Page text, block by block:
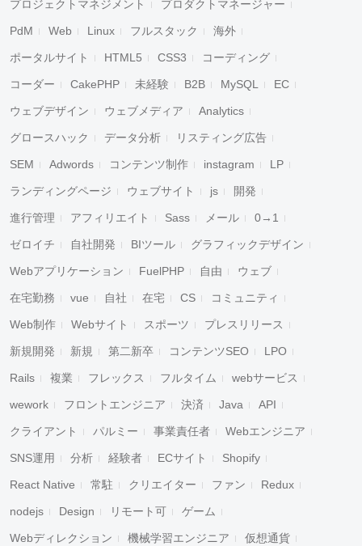
プロジェクトマネジメント プロダクトマネージャー
PdM Web Linux フルスタック 海外
ポータルサイト HTML5 CSS3 コーディング
コーダー CakePHP 未経験 B2B MySQL EC
ウェブデザイン ウェブメディア Analytics
グロースハック データ分析 リスティング広告
SEM Adwords コンテンツ制作 instagram LP
ランディングページ ウェブサイト js 開発
進行管理 アフィリエイト Sass メール 0→1
ゼロイチ 自社開発 BIツール グラフィックデザイン
Webアプリケーション FuelPHP 自由 ウェブ
在宅勤務 vue 自社 在宅 CS コミュニティ
Web制作 Webサイト スポーツ プレスリリース
新規開発 新規 第二新卒 コンテンツSEO LPO
Rails 複業 フレックス フルタイム webサービス
wework フロントエンジニア 決済 Java API
クライアント パルミー 事業責任者 Webエンジニア
SNS運用 分析 経験者 ECサイト Shopify
React Native 常駐 クリエイター ファン Redux
nodejs Design リモート可 ゲーム
Webディレクション 機械学習エンジニア 仮想通貨